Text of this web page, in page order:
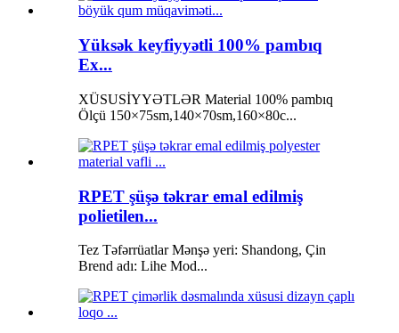
Yüksək keyfiyyətli 100% pambıq
Ex...
XÜSUSİYYƏTLƏR Material 100% pambıq
Ölçü 150×75sm,140×70sm,160×80c...
RPET şüşə təkrar emal edilmiş
polietilen...
Tez Təfərrüatlar Mənşə yeri: Shandong, Çin
Brend adı: Lihe Mod...